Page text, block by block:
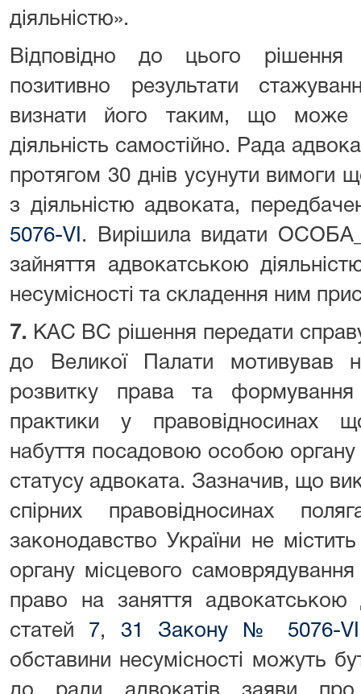
діяльністю».
Відповідно до цього рішення
позитивно результати
визнати його таким, що може
діяльність самостійно. Рада
протягом 30 днів усунути вимоги
з діяльністю адвоката,
5076-VI . Вирішила видати
зайняття адвокатською
несумісності та складення ним
7. КАС ВС рішення передати
до Великої Палати мотивував
розвитку права та формування
практики у правовідносинах
набуття посадовою особою
статусу адвоката. Зазначив, що
спірних правовідносинах
законодавство України не
органу місцевого
право на заняття адвокатською
статей 7, 31 Закону № 5076-VI
обставини несумісності можуть